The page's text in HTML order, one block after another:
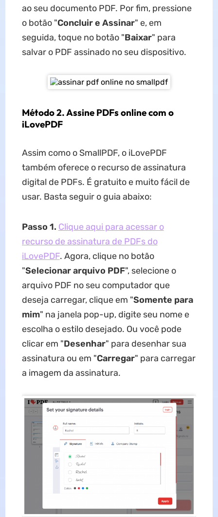
ao seu documento PDF. Por fim, pressione
o botão "Concluir e Assinar" e, em
seguida, toque no botão "Baixar" para
salvar o PDF assinado no seu dispositivo.
Método 2. Assine PDFs online com o
iLovePDF
Assim como o SmallPDF, o iLovePDF
também oferece o recurso de assinatura
digital de PDFs. É gratuito e muito fácil de
usar. Basta seguir o guia abaixo:
Passo 1. Clique aqui para acessar o
recurso de assinatura de PDFs do
iLovePDF. Agora, clique no botão
"Selecionar arquivo PDF", selecione o
arquivo PDF no seu computador que
deseja carregar, clique em "Somente para
mim" na janela pop-up, digite seu nome e
escolha o estilo desejado. Ou você pode
clicar em "Desenhar" para desenhar sua
assinatura ou em "Carregar" para carregar
a imagem da assinatura.